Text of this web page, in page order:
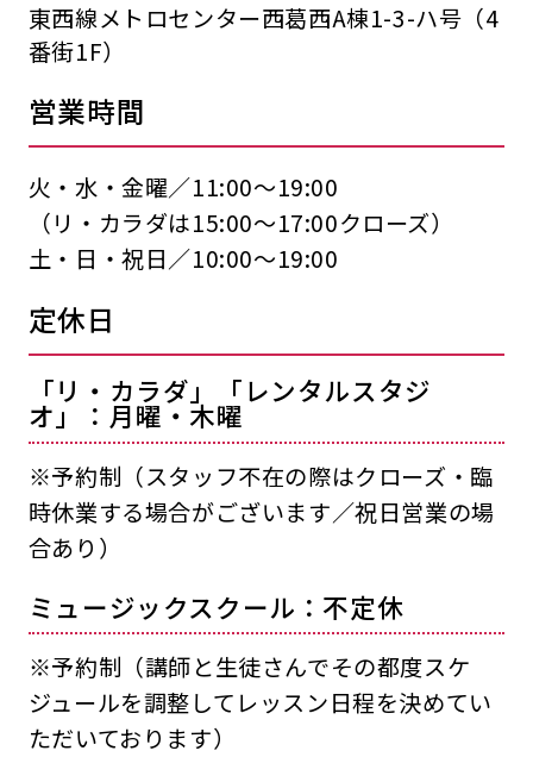
東西線メトロセンター西葛西A棟1-3-ハ号（4
番街1F）
営業時間
火・水・金曜／11:00〜19:00
（リ・カラダは15:00〜17:00クローズ）
土・日・祝日／10:00〜19:00
定休日
「リ・カラダ」「レンタルスタジ
オ」：月曜・木曜
※予約制（スタッフ不在の際はクローズ・臨
時休業する場合がございます／祝日営業の場
合あり）
ミュージックスクール：不定休
※予約制（講師と生徒さんでその都度スケ
ジュールを調整してレッスン日程を決めてい
ただいております）